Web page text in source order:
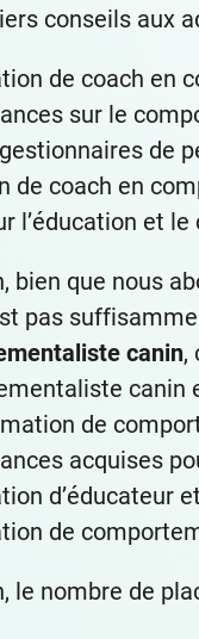
conseils aux
de coach en
sur le
de
de coach en
l’éducation et
bien que nous
pas
canin,
canin
de
acquises
d’éducateur
de
le nombre de